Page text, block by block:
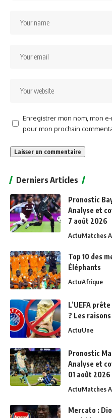
Enregistrer mon nom, mon
pour mon prochain
Derniers Articles
Pronostic
Analyse et
7 août 2026
ActuMatches
Top 10 des
Éléphants
ActuAfrique
L’UEFA
? Les
ActuUne
Pronostic
Analyse et
01 août 2026
ActuMatches
Mercato :